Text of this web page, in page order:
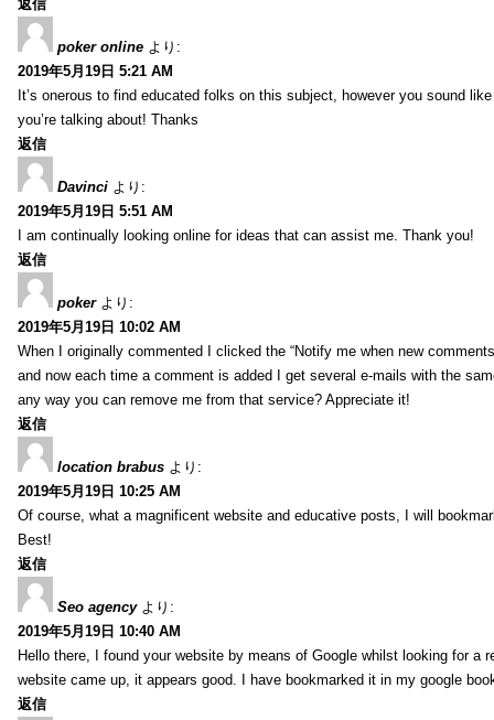
返信
poker online より:
2019年5月19日 5:21 AM
It’s onerous to find educated folks on this subject, however you sound
you’re talking about! Thanks
返信
Davinci より:
2019年5月19日 5:51 AM
I am continually looking online for ideas that can assist me. Thank you!
返信
poker より:
2019年5月19日 10:02 AM
When I originally commented I clicked the “Notify me when new
and now each time a comment is added I get several e-mails with the
any way you can remove me from that service? Appreciate it!
返信
location brabus より:
2019年5月19日 10:25 AM
Of course, what a magnificent website and educative posts, I will
Best!
返信
Seo agency より:
2019年5月19日 10:40 AM
Hello there, I found your website by means of Google whilst looking for a
website came up, it appears good. I have bookmarked it in my google
返信